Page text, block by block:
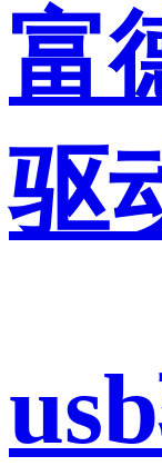
富
驱